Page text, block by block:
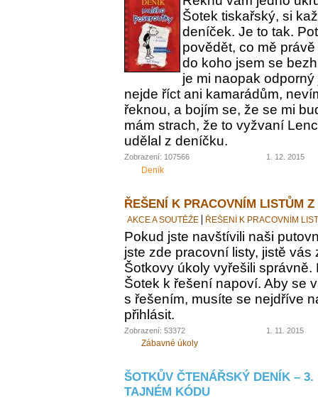
Šotek tiskařský, si
deníček. Je to tak.
povědět, co mě
do koho jsem se
je mi naopak
nejde říct ani kamarádům,
řeknou, a bojím se, že se mi
mám strach, že to vyžvaní
udělal z deníčku.
Zobrazení: 107566 1. 12. 2015
Deník
ŘEŠENÍ K PRACOVNÍM LISTŮM Z
AKCE A SOUTĚŽE ŘEŠENÍ K PRACOVNÍM
Pokud jste navštívili naši
jste zde pracovní listy, jistě vás
Šotkovy úkoly vyřešili
Šotek k řešení napoví. Aby se
s řešením, musíte se nejdříve
přihlásit.
Zobrazení: 53372 1. 11. 2015
Zábavné úkoly
ŠOTKŮV ČTENÁŘSKÝ DENÍK –
TAJNÉM KÓDU